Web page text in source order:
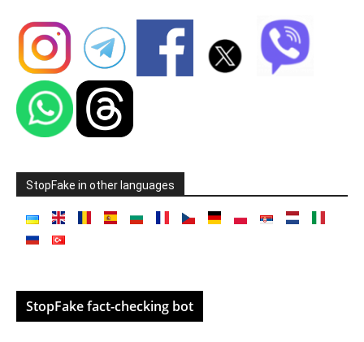
StopFake in other languages
StopFake fact-checking bot